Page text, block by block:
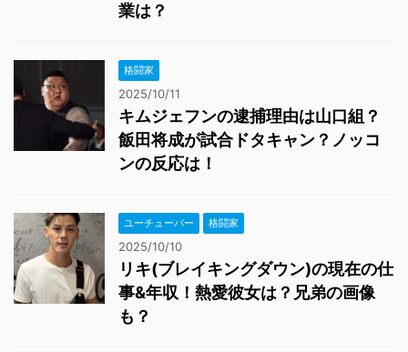
業は？
格闘家
2025/10/11
キムジェフンの逮捕理由は山口組？
飯田将成が試合ドタキャン？ノッコ
ンの反応は！
ユーチューバー 格闘家
2025/10/10
リキ(ブレイキングダウン)の現在の仕
事&年収！熱愛彼女は？兄弟の画像
も？